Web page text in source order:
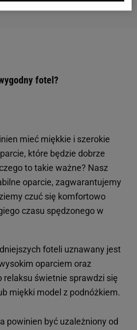
fotel?
mieć miękkie i szerokie
które będzie dobrze
to takie ważne? Nasz
oparcie, zagwarantujemy
czuć się komfortowo
czasu spędzonego w
foteli uznawany jest
oparciem oraz
relaksu świetnie sprawdzi się
miękki model z podnóżkiem.
powinien być uzależniony od